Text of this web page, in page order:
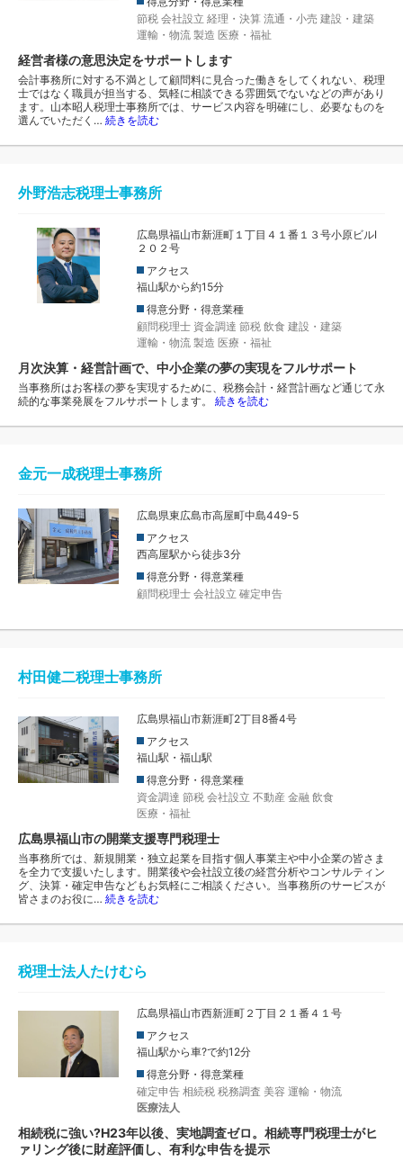
節税 会社設立 経理・決算 流通・小売 建設・建築
運輸・物流 製造 医療・福祉
経営者様の意思決定をサポートします
会計事務所に対する不満として顧問料に見合った働きをしてくれない、税理
士ではなく職員が担当する、気軽に相談できる雰囲気でないなどの声があり
ます。山本昭人税理士事務所では、サービス内容を明確にし、必要なものを
選んでいただく… 続きを読む
外野浩志税理士事務所
広島県福山市新涯町１丁目４１番１３号小原ビルⅠ
２０２号
アクセス
福山駅から約15分
得意分野・得意業種
顧問税理士 資金調達 節税 飲食 建設・建築
運輸・物流 製造 医療・福祉
月次決算・経営計画で、中小企業の夢の実現をフルサポート
当事務所はお客様の夢を実現するために、税務会計・経営計画など通じて永
続的な事業発展をフルサポートします。 続きを読む
金元一成税理士事務所
広島県東広島市高屋町中島449-5
アクセス
西高屋駅から徒歩3分
得意分野・得意業種
顧問税理士 会社設立 確定申告
村田健二税理士事務所
広島県福山市新涯町2丁目8番4号
アクセス
福山駅・福山駅
得意分野・得意業種
資金調達 節税 会社設立 不動産 金融 飲食
医療・福祉
広島県福山市の開業支援専門税理士
当事務所では、新規開業・独立起業を目指す個人事業主や中小企業の皆さま
を全力で支援いたします。開業後や会社設立後の経営分析やコンサルティン
グ、決算・確定申告などもお気軽にご相談ください。当事務所のサービスが
皆さまのお役に… 続きを読む
税理士法人たけむら
広島県福山市西新涯町２丁目２１番４１号
アクセス
福山駅から車?で約12分
得意分野・得意業種
確定申告 相続税 税務調査 美容 運輸・物流
医療法人
相続税に強い?H23年以後、実地調査ゼロ。相続専門税理士がヒ
ァリング後に財産評価し、有利な申告を提示